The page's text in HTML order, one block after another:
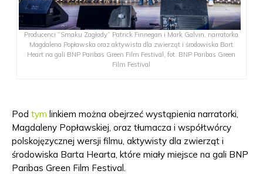
Producenci “Smaku Zagłady” Patrick Finnegan i Mark Galvin, narratorka
Magdalena Popławska oraz aktywista dla zwierząt i środowiska Bart
Heart na gali BNP Paribas Green Film Festival, fot. BNP Paribas Green
Film Festival
Pod tym linkiem można obejrzeć wystąpienia narratorki,
Magdaleny Popławskiej, oraz tłumacza i współtwórcy
polskojęzycznej wersji filmu, aktywisty dla zwierząt i
środowiska Barta Hearta, które miały miejsce na gali BNP
Paribas Green Film Festival.